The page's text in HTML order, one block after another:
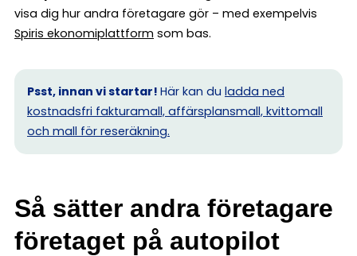
visa dig hur andra företagare gör – med exempelvis
Spiris ekonomiplattform som bas.
Psst, innan vi startar! Här kan du ladda ned
kostnadsfri fakturamall, affärsplansmall, kvittomall
och mall för reseräkning.
Så sätter andra företagare
företaget på autopilot